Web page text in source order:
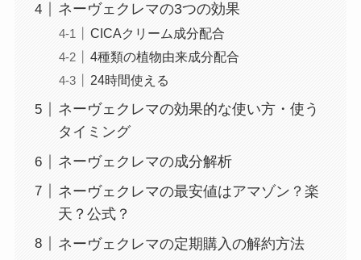
ネーヴェクレマの3つの効果
CICAクリーム成分配合
4種類の植物由来成分配合
24時間使える
ネーヴェクレマの効果的な使い方・使う
タイミング
ネーヴェクレマの成分解析
ネーヴェクレマの最安値はアマゾン？楽
天？公式？
ネーヴェクレマの定期購入の解約方法